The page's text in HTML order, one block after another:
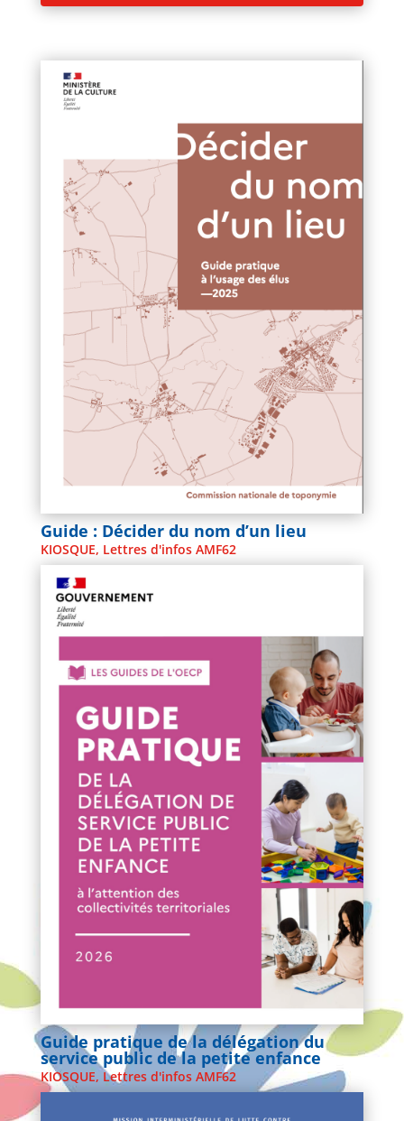
Guide : Décider du nom d’un lieu
KIOSQUE, Lettres d'infos AMF62
Guide pratique de la délégation du
service public de la petite enfance
KIOSQUE, Lettres d'infos AMF62